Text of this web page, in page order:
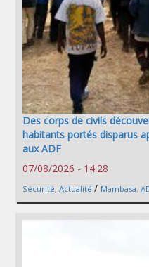
Des corps de civils
habitants portés disparus
aux ADF
07/08/2026 - 14:28
Sécurité, Actualité / Mambasa.